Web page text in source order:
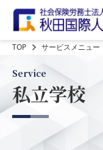
TOP サービスメニュー
Service
私立学校